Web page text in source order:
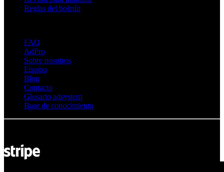
Reglas del boletín
FAQ
AdPro
Sobre nosotros
Equipo
Blog
Contacto
Glosario adsystem
Base de conocimiento